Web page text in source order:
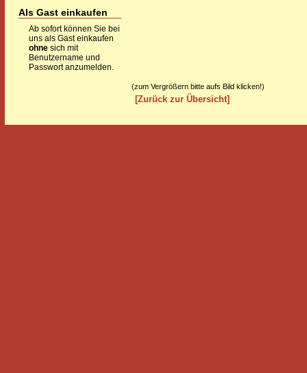
Als Gast einkaufen
Ab sofort können Sie bei
uns als Gast einkaufen
ohne sich mit
Benutzername und
Passwort anzumelden.
(zum Vergrößern bitte aufs Bild klicken!)
[Zurück zur Übersicht]